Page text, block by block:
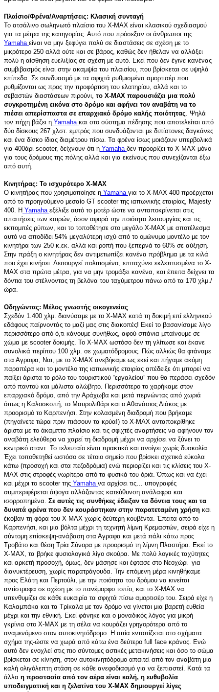
Πλαίσιο/Φρένα/Αναρτήσεις: Κλασική συνταγή
Το ατσάλινο σωληνωτό πλαίσιο του X-MAX είναι κλασικού σχεδιασμού
για τα μέτρα της κατηγορίας. Αυτό που πρόσεξαν οι άνθρωποι της
Yamaha είναι να μην ξεφύγει πολύ σε διαστάσεις σε σχέση με το
μικρότερο 250 αλλά ούτε και σε βάρος, καθώς δεν ήθελαν να αλλάξει
πολύ η αίσθηση ευελιξίας σε σχέση με αυτό. Εκεί που δεν έγινε κανένας
συμβιβασμός είναι στην ακαμψία του πλαισίου, που βρίσκεται σε υψηλά
επίπεδα. Σε συνδυασμό με τα σφιχτά ρυθμισμένα αμορτισέρ που
ρυθμίζονται ως προς την προφόρτιση του ελατηρίου, αλλά και το
σεβαστών διαστάσεων πιρούνι, το X-MAX παρουσιάζει μια πολύ
συγκροτημένη εικόνα στο δρόμο και αφήνει τον αναβάτη να το
πιέσει απερίσπαστα σε επαρχιακό δρόμο καλής ποιότητας. Ψηλά
τον πήχη βάζει η Yamaha και στο σύστημα πέδησης που αποτελείται από
δύο δίσκους 267 χλστ. εμπρός που συνδυάζονται με διπίστονες δαγκάνες
και ένα δίσκο ίδιας διαμέτρου πίσω. Τα φρένα ίσως μοιάζουν υπερβολικά
για 400άρι scooter, δείχνουν ότι η Yamaha δεν προορίζει το X-MAX μόνο
για τους δρόμους της πόλης αλλά και για εκείνους που συνεχίζονται έξω
από αυτή.
Κινητήρας: Το ισχυρότερο Χ-ΜΑΧ
Ο κινητήρας που χρησιμοποίησε η Yamaha για το X-MAX 400 προέρχεται
από το προηγούμενο μεσαίο GT scooter της ιαπωνικής εταιρίας, Majesty
400. Η Yamaha εξέλιξε αυτό το μοτέρ ώστε να ανταποκρίνεται στις
απαιτήσεις των καιρών, όσον αφορά την ποιότητα λειτουργίας και τις
εκπομπές ρύπων, και το τοποθέτησε στο μεγάλο Χ-ΜΑΧ με αποτέλεσμα
αυτό να αποδίδει 54% μεγαλύτερη ισχύ από το ομώνυμο μοντέλο με τον
κινητήρα των 250 κ.εκ. αλλά και ροπή που ξεπερνά το 60% σε αύξηση.
Στην πράξη ο κινητήρας δεν αντιμετωπίζει κανένα πρόβλημα με τα κιλά
που έχει κινήσει. Λειτουργεί πολιτισμένα, επιταχύνει εκλεπτυσμένα το X-
MAX στα πρώτα μέτρα, για να μην τρομάξει κανένα, και έπειτα δείχνει τα
δόντια του στέλνοντας τη βελόνα του ταχύμετρου πάνω από τα 170 χλμ./
ώρα.
Οδηγώντας: Μέλος γνωστής οικογενείας
Σχεδόν 1.400 χλμ. διανύσαμε με το X-MAX κατά τη δοκιμή επί ελληνικού
εδάφους παίρνοντάς το μαζί μας στις διακοπές! Εκεί το βασανίσαμε λίγο
περισσότερο από ό,τι κάνουμε συνήθως, αφού σπάνια μπαίνουμε σε
χώμα με scooter δοκιμής. Το X-MAX ωστόσο δεν τη γλίτωσε και έκανε
συνολικά περίπου 100 χλμ. σε χωματόδρομους. Πώς αλλιώς θα φτάναμε
στα Αγραφα; Ναι, με το X-MAX ανεβήκαμε ως εκεί και πήγαμε ακόμη
παραπέρα και το μοντέλο της ιαπωνικής εταιρίας απέδειξε ότι μπορεί να
παίξει άριστα το ρόλο του τουριστικού “εργαλείου” που θα περάσει σχεδόν
από παντού και μάλιστα αλώβητο. Περισσότερο το χαρήκαμε στον
επαρχιακό δρόμο, από την Αράχωβα και μετά περνώντας από χωριά
όπως η Καλοσκοπή, το Μαυρολιθάρι και ο Αθανάσιος Διάκος με
προορισμό το Καρπενήσι. Στην κολασμένη διαδρομή που βρήκαμε
(πηγαίνετε τώρα πριν πιάσουν τα κρύα!) το X-MAX ανταποκρίθηκε
άριστα με το άκαμπτο πλαίσιο και τις σφιχτές αναρτήσεις να αφήνουν τον
αναβάτη ελεύθερο να χαρεί τη διαδρομή μέχρι να αρχίσει να ξύνει το
κεντρικό σταντ. Το τελευταίο είναι πρακτικό και ανοίγει χωρίς δυσκολία.
Έχει τοποθετηθεί ωστόσο σε τέτοιο σημείο που βρίσκει σχετικά εύκολα
κάτω (προσοχή και στα πεζοδρόμια) ενώ περιορίζει και τις κλίσεις του Χ-
ΜΑΧ στις στροφές νωρίτερα από τα φυσικά του όριά. Όπως και να έχει
και μέχρι το scooter της Yamaha να αρχίσει τις… υπογραφές
συμπεριφέρεται άψογα αλλάζοντας κατεύθυνση ανάλαφρα και
ισορροπημένα. Σε αυτές τις συνθήκες έδειξαν τα δόντια τους και τα
δυνατά φρένα που δεν κουράστηκαν στην παρατεταμένη χρήση και
έκοβαν τη φόρα του X-MAX χωρίς δεύτερη κουβέντα. Έπειτα από το
Καρπενήσι, και μια βόλτα μέχρι τη τεχνητή λίμνη Κρεμαστών, σειρά είχε η
σύντομη επίσκεψη-ανάβαση στα Αγραφα και μετά πάλι κάτω προς
Τροβάτο και θέση Τρία Σύνορα με προορισμό τη λίμνη Πλαστήρα. Εκεί το
X-MAX, τα βρήκε φυσιολογικά λίγο σκούρα. Με πολύ λογικές ταχύτητες
και αρκετή προσοχή, όμως, δεν μάσησε και έφτασε στο Νεοχώρι για
διανυκτέρευση, χωρίς παρατράγουδα. Την επόμενη μέρα κινηθήκαμε
προς Ελάτη και Περτούλι, με την ποιότητα του δρόμου να κινείται
αντίστροφα σε σχέση με το πανέμορφο τοπίο, και το Χ-ΜΑΧ να
υπενθυμίζει σε κάθε ευκαιρία τα σφιχτά πίσω αμορτισέρ του. Σειρά είχε η
Καλαμπάκα και τα Τρίκαλα με τον δρόμο να γίνεται μια βαρετή ευθεία
μέχρι και την εθνική. Εκεί φάνηκε και ο μοναδικός λόγος για μικρή
γκρίνια στο Χ-ΜΑΧ με τη σέλα να κουράζει γρηγορότερα από το
αναμενόμενο στον αυτοκινητόδρομο. Η αιτία εντοπίζεται στο σχήματα
σχήμα της-ώστε να χωρά από κάτω ένα δεύτερο full face κράνος. Ενώ
αυτό δεν ενοχλεί στις πιο σύντομες αστικές μετακινήσεις και όσο το σώμα
βρίσκεται σε κίνηση, στον αυτοκινητόδρομο απαιτεί από τον αναβάτη μια
καλή ολιγόλεπτη στάση σε κάθε ανεφοδιασμό για να ξεπιαστεί. Κατά τα
άλλα η προστασία από τον αέρα είναι καλή, η ευθυβολία
υποδειγματική και η ζελατίνα του Χ-ΜΑΧ δημιουργεί λίγες